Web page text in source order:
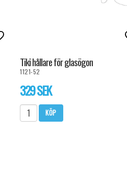
Lägg till i favoritlistan
Tiki hållare för glasögon
1121-52
329 SEK
KÖP